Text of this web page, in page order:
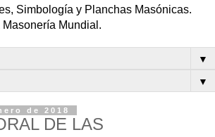
Simbología y Planchas Masónicas.
Mundial.
▼
▼
de 2018
DE LAS